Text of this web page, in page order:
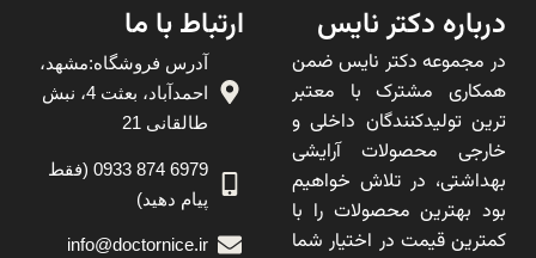
درباره دکتر نایس
در مجموعه دکتر نایس ضمن
همکاری مشترک با معتبر
ترین تولیدکنندگان داخلی و
خارجی محصولات آرایشی
بهداشتی، در تلاش خواهیم
بود بهترین محصولات را با
کمترین قیمت در اختیار شما
ارتباط با ما
آدرس فروشگاه:مشهد،
احمدآباد، بعثت 4، نبش
طالقانی 21
6979 874 0933 (فقط
پیام دهید)
info@doctornice.ir